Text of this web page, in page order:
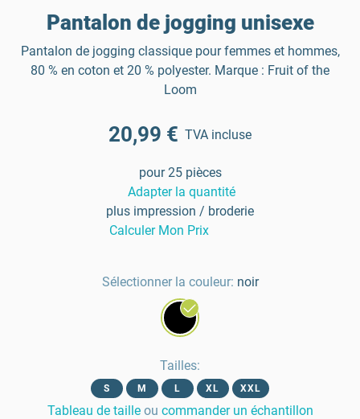
Pantalon de jogging unisexe
Pantalon de jogging classique pour femmes et hommes,
80 % en coton et 20 % polyester. Marque : Fruit of the
Loom
20,99 € TVA incluse
pour 25 pièces
Adapter la quantité
plus impression / broderie
Calculer Mon Prix
Sélectionner la couleur: noir
Tailles:
S M L XL XXL
Tableau de taille ou commander un échantillon